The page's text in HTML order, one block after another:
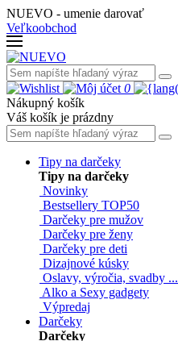
NUEVO - umenie darovať
Veľkoobchod
0
Nákupný košík
Váš košík je prázdny
Tipy na darčeky
Tipy na darčeky
Novinky
Bestsellery TOP50
Darčeky pre mužov
Darčeky pre ženy
Darčeky pre deti
Dizajnové kúsky
Oslavy, výročia, svadby ...
Alko a Sexy gadgety
Výpredaj
Darčeky
Darčeky